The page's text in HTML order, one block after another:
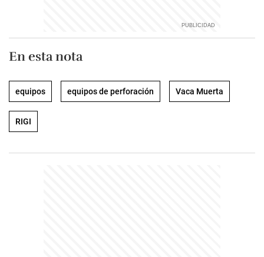
En esta nota
equipos equipos de perforación Vaca Muerta
RIGI